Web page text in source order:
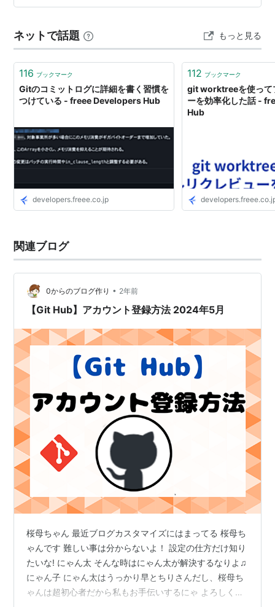
（スニペット）をブログに貼りたい！ GitHub Gistを使う
ンストールする GitHub gistの使い方 まとめ 自分が作っ
た断片…
ネットで話題 もっと見る
116 ブックマーク
Gitのコミットログに詳細を書く習慣を
つけている - freee Developers Hub
developers.freee.co.jp
112 ブックマーク
git worktreeを使って
ーを効率化した話 -
Hub
関連ブログ
0からのブログ作り • 2年前
【Git Hub】アカウント登録方法 2024年5月
桜母ちゃん 最近ブログカスタマイズにはまってる 桜母ち
ゃんです 難しい事は分からないよ！ 設定の仕方だけ知り
たいな! にゃん太 そんな時はにゃん太が解決するなりよ♫
にゃん子 にゃん太はうっかり早とちりさんだし、桜母ち
ゃんは超初心者だから私もお手伝いするにゃ よろしくに